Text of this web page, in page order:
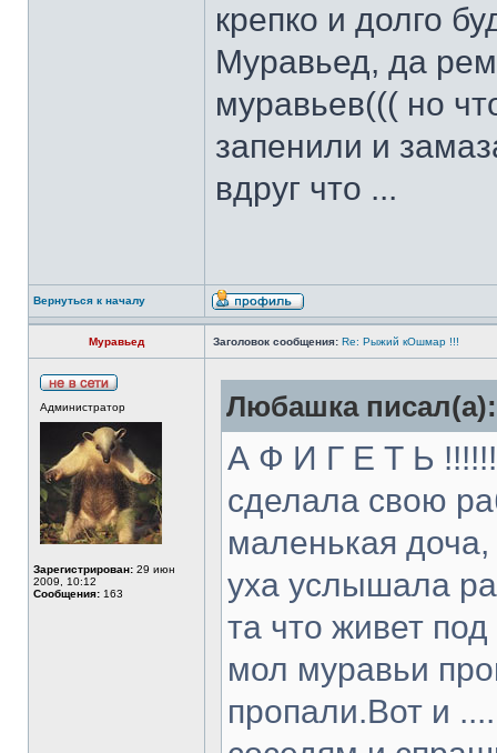
крепко и долго
Муравьед, да
муравьев((( но
запенили и
вдруг что ...
Вернуться к началу
Муравьед Заголовок сообщения: Re: Рыжий кОшмар !!!
Администратор
Зарегистрирован: 29 июн
2009, 10:12
Сообщения: 163
Любашка писал(а):
А Ф И Г Е Т Ь
сделала свою
маленькая доча,
уха услышала
та что живет
мол муравьи
пропали.Вот и